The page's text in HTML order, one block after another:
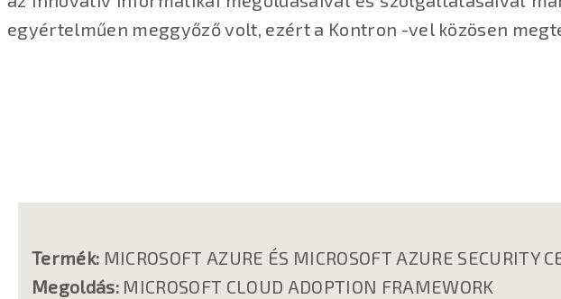
egyértelműen meggyőző volt, ezért a Kontron -vel közösen
Termék: MICROSOFT AZURE ÉS MICROSOFT AZURE SECURITY
Megoldás:MICROSOFT CLOUD ADOPTION FRAMEWORK